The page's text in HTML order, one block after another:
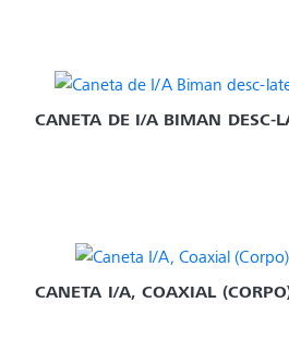
CANETA DE I/A BIMAN DESC-
CANETA I/A, COAXIAL